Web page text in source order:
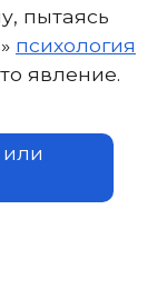
пытаясь
психология
явление.
или